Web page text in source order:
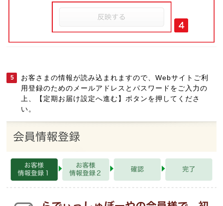
5
お客さまの情報が読み込まれますので、Webサイトご利
用登録のためのメールアドレスとパスワードをご入力の
上、【定期お届け設定へ進む】ボタンを押してくださ
い。